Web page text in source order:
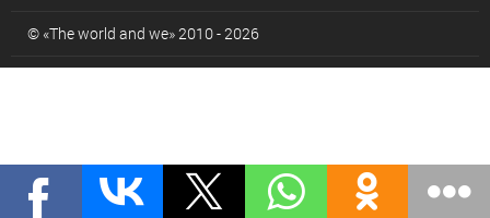
© «The world and we» 2010 - 2026